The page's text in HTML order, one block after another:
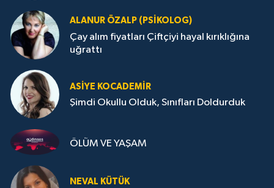
ALANUR ÖZALP (PSIKOLOG)
Çay alım fiyatları Çiftçiyi hayal kırıklığına
uğrattı
ASIYE KOCADEMİR
Şimdi Okullu Olduk, Sınıfları Doldurduk
ÖLÜM VE YAŞAM
NEVAL KÜTÜK